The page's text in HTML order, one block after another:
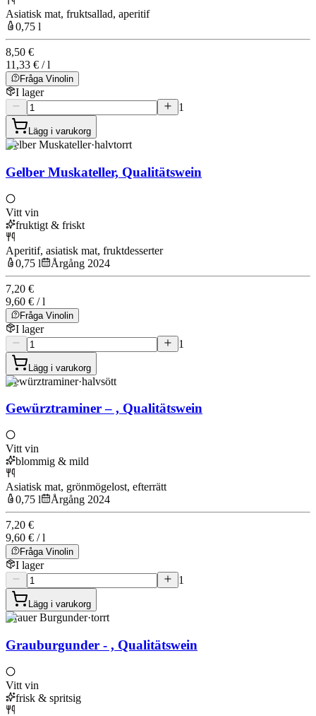
Asiatisk mat, fruktsallad, aperitif
0,75 l
8,50 €
11,33 € / l
Fråga Vinolin
I lager
1
Lägg i varukorg
Gelber Muskateller·halvtorrt
Gelber Muskateller, Qualitätswein
Vitt vin
fruktigt & friskt
Aperitif, asiatisk mat, fruktdesserter
0,75 l
Årgång 2024
7,20 €
9,60 € / l
Fråga Vinolin
I lager
1
Lägg i varukorg
Gewürztraminer·halvsött
Gewürztraminer – , Qualitätswein
Vitt vin
blommig & mild
Asiatisk mat, grönmögelost, efterrätt
0,75 l
Årgång 2024
7,20 €
9,60 € / l
Fråga Vinolin
I lager
1
Lägg i varukorg
Grauer Burgunder·torrt
Grauburgunder - , Qualitätswein
Vitt vin
frisk & spritsig